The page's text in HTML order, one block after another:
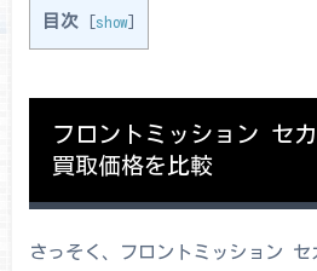
目次 [show]
フロントミッション セ
買取価格を比較
さっそく、フロントミッション